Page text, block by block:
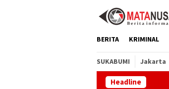
BERITA KRIMINAL
SUKABUMI Jakarta
Headline